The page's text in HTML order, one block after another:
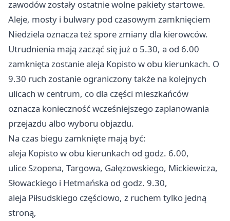
zawodów zostały ostatnie wolne pakiety startowe.
Aleje, mosty i bulwary pod czasowym zamknięciem
Niedziela oznacza też spore zmiany dla kierowców.
Utrudnienia mają zacząć się już o 5.30, a od 6.00
zamknięta zostanie aleja Kopisto w obu kierunkach. O
9.30 ruch zostanie ograniczony także na kolejnych
ulicach w centrum, co dla części mieszkańców
oznacza konieczność wcześniejszego zaplanowania
przejazdu albo wyboru objazdu.
Na czas biegu zamknięte mają być:
aleja Kopisto w obu kierunkach od godz. 6.00,
ulice Szopena, Targowa, Gałęzowskiego, Mickiewicza,
Słowackiego i Hetmańska od godz. 9.30,
aleja Piłsudskiego częściowo, z ruchem tylko jedną
stroną,